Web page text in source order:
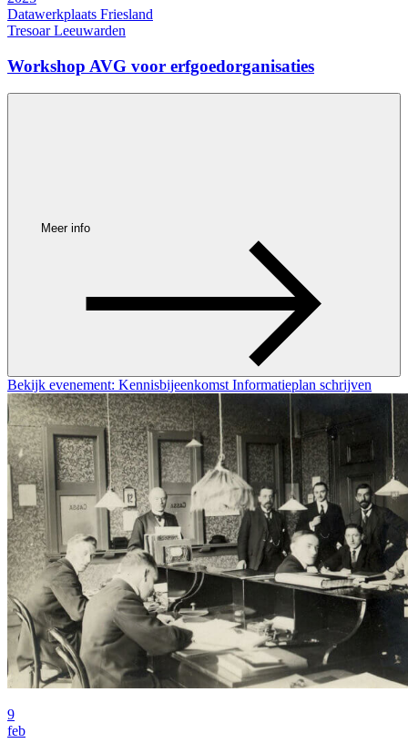
Datawerkplaats Friesland
Tresoar Leeuwarden
Workshop AVG voor erfgoedorganisaties
Meer info
Bekijk evenement: Kennisbijeenkomst Informatieplan schrijven
9
feb